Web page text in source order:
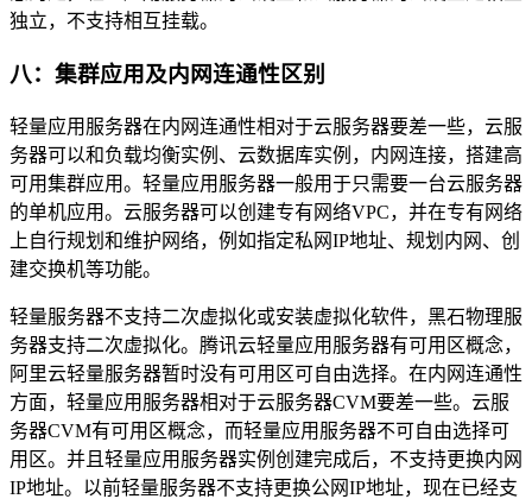
独立，不支持相互挂载。
八：集群应用及内网连通性区别
轻量应用服务器在内网连通性相对于云服务器要差一些，云服
务器可以和负载均衡实例、云数据库实例，内网连接，搭建高
可用集群应用。轻量应用服务器一般用于只需要一台云服务器
的单机应用。云服务器可以创建专有网络VPC，并在专有网络
上自行规划和维护网络，例如指定私网IP地址、规划内网、创
建交换机等功能。
轻量服务器不支持二次虚拟化或安装虚拟化软件，黑石物理服
务器支持二次虚拟化。腾讯云轻量应用服务器有可用区概念，
阿里云轻量服务器暂时没有可用区可自由选择。在内网连通性
方面，轻量应用服务器相对于云服务器CVM要差一些。云服
务器CVM有可用区概念，而轻量应用服务器不可自由选择可
用区。并且轻量应用服务器实例创建完成后，不支持更换内网
IP地址。以前轻量服务器不支持更换公网IP地址，现在已经支